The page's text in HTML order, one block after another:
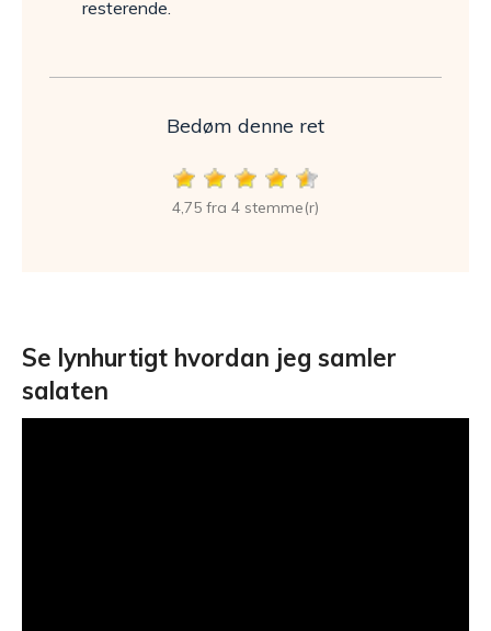
resterende.
Bedøm denne ret
4,75 fra 4 stemme(r)
Se lynhurtigt hvordan jeg samler
salaten